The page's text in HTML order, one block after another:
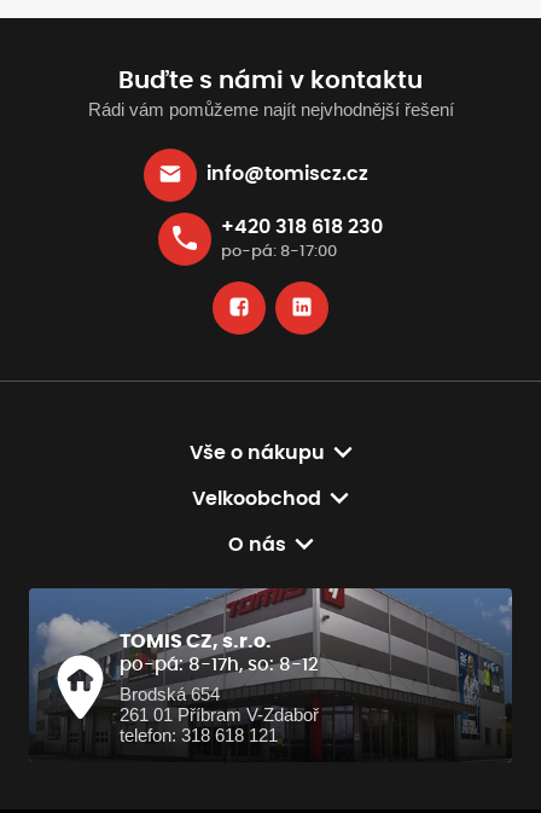
Buďte s námi v kontaktu
Rádi vám pomůžeme najít nejvhodnější řešení
info@tomiscz.cz
+420 318 618 230
po-pá: 8-17:00
Vše o nákupu
Velkoobchod
O nás
TOMIS CZ, s.r.o.
po-pá: 8-17h, so: 8-12
Brodská 654
261 01 Příbram V-Zdaboř
telefon: 318 618 121